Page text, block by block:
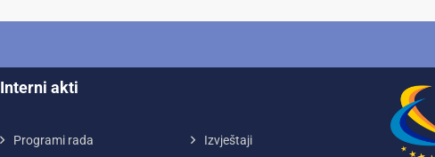
Interni akti
Programi rada Izvještaji